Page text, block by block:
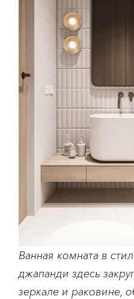
Ванная комната в
джапанди здесь
зеркале и раковине,